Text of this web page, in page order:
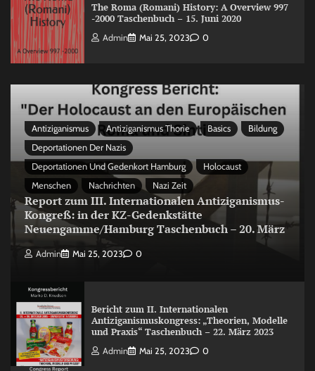
The Roma (Romani) History: A Overview 997
-2000 Taschenbuch – 15. Juni 2020
Admin Mai 25, 2023 0
Antiziganismus Antiziganismus Thorie Basics
Bildung
Deportationen Der Nazis
Deportationen Und Gedenkort Hamburg
Holocaust
Menschen
Nachrichten Nazi Zeit
Report zum III. Internationalen Antiziganismus-
Kongreß: in der KZ-Gedenkstätte
Neuengamme/Hamburg Taschenbuch – 20. März
Admin Mai 25, 2023 0
Bericht zum II. Internationalen
Antiziganismuskongress: „Theorien, Modelle
und Praxis“ Taschenbuch – 22. März 2023
Admin Mai 25, 2023 0